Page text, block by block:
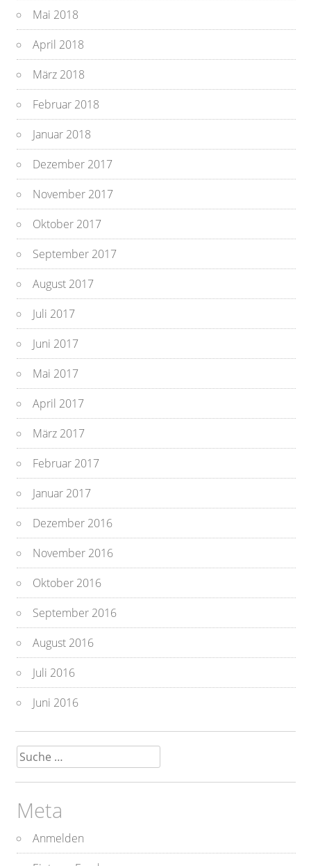
Mai 2018
April 2018
März 2018
Februar 2018
Januar 2018
Dezember 2017
November 2017
Oktober 2017
September 2017
August 2017
Juli 2017
Juni 2017
Mai 2017
April 2017
März 2017
Februar 2017
Januar 2017
Dezember 2016
November 2016
Oktober 2016
September 2016
August 2016
Juli 2016
Juni 2016
Suche
nach:
Meta
Anmelden